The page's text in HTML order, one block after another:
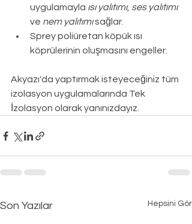
uygulamayla ısı yalıtımı, ses yalıtımı
ve nem yalıtımı sağlar.
Sprey poliüretan köpük ısı
köprülerinin oluşmasını engeller.
Akyazı'da yaptırmak isteyeceğiniz tüm
izolasyon uygulamalarında Tek
İzolasyon olarak yanınızdayız.
Son Yazılar Hepsini Gör